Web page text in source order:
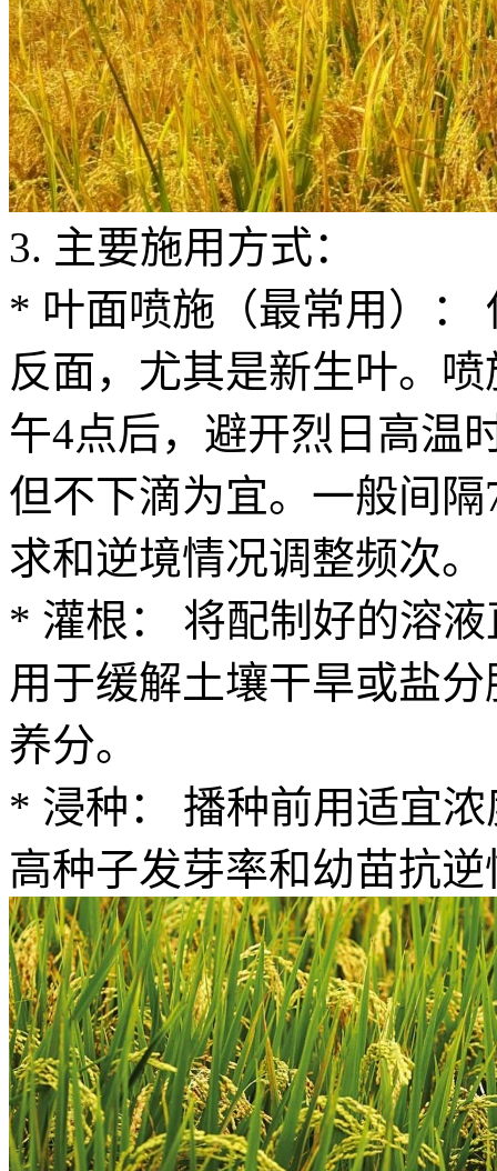
3. 主要施用方式：
* 叶面喷施（最常用）：
反面，尤其是新生叶。
午4点后，避开烈日高温
但不下滴为宜。一般间
求和逆境情况调整频次。
* 灌根： 将配制好的溶
用于缓解土壤干旱或盐
养分。
* 浸种： 播种前用适宜
高种子发芽率和幼苗抗逆